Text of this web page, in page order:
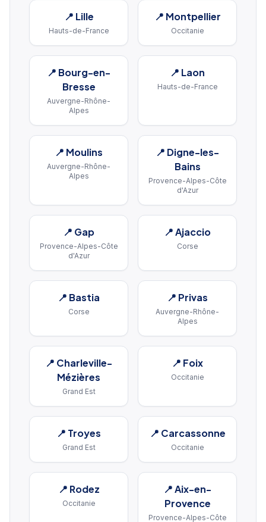
📍 Lille
Hauts-de-France
📍 Montpellier
Occitanie
📍 Bourg-en-
Bresse
Auvergne-Rhône-
Alpes
📍 Laon
Hauts-de-France
📍 Moulins
Auvergne-Rhône-
Alpes
📍 Digne-les-
Bains
Provence-Alpes-Côte
d'Azur
📍 Gap
Provence-Alpes-Côte
d'Azur
📍Ajaccio
Corse
📍 Bastia
Corse
📍 Privas
Auvergne-Rhône-
Alpes
📍 Charleville-
Mézières
Grand Est
📍 Foix
Occitanie
📍 Troyes
Grand Est
📍 Carcassonne
Occitanie
📍 Rodez
Occitanie
📍Aix-en-
Provence
Provence-Alpes-Côte